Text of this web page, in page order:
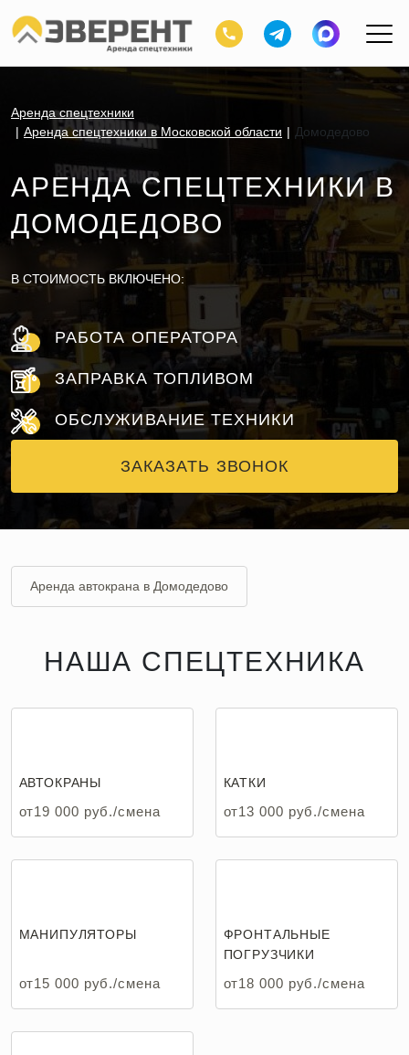
Аренда спецтехники
Аренда спецтехники в Московской области
Домодедово
АРЕНДА СПЕЦТЕХНИКИ В
ДОМОДЕДОВО
В СТОИМОСТЬ ВКЛЮЧЕНО:
РАБОТА ОПЕРАТОРА
ЗАПРАВКА ТОПЛИВОМ
ОБСЛУЖИВАНИЕ ТЕХНИКИ
ЗАКАЗАТЬ ЗВОНОК
Аренда автокрана в Домодедово
Аренда манипулятора в Домодедово
Аренда мини экскаватора в Домодедово
Аренда экскаватора в Домодедово
Аренда экскаватора погрузчика в Домодедово
НАША СПЕЦТЕХНИКА
АВТОКРАНЫ
от19 000 руб./смена
КАТКИ
от13 000 руб./смена
МАНИПУЛЯТОРЫ
от15 000 руб./смена
ФРОНТАЛЬНЫЕ
ПОГРУЗЧИКИ
от18 000 руб./смена